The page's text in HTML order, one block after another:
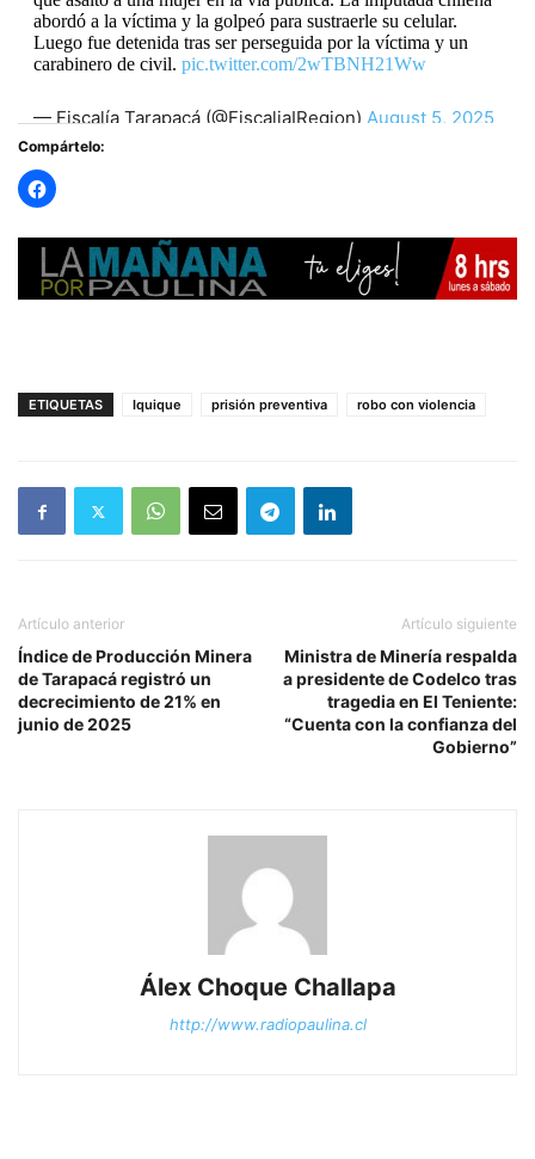
abordó a la víctima y la golpeó para sustraerle su celular.
Luego fue detenida tras ser perseguida por la víctima y un
carabinero de civil. pic.twitter.com/2wTBNH21Ww
— Fiscalía Tarapacá (@FiscaliaIRegion) August 5, 2025
Compártelo:
ETIQUETAS Iquique prisión preventiva robo con violencia
Artículo anterior
Índice de Producción Minera
de Tarapacá registró un
decrecimiento de 21% en
junio de 2025
Artículo siguiente
Ministra de Minería respalda
a presidente de Codelco tras
tragedia en El Teniente:
“Cuenta con la confianza del
Gobierno”
Álex Choque Challapa
http://www.radiopaulina.cl